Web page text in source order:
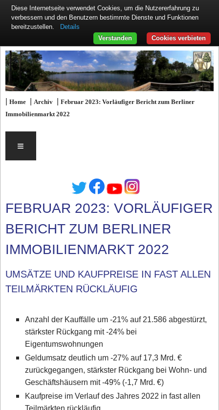
|Home |Archiv |Februar 2023: Vorläufiger Bericht zum Berliner
Immobilienmarkt 2022
≡
FEBRUAR 2023: VORLÄUFIGER
BERICHT ZUM BERLINER
IMMOBILIENMARKT 2022
UMSÄTZE UND KAUFPREISE IN FAST ALLEN
TEILMÄRKTEN RÜCKLÄUFIG
Anzahl der Kauffälle um -21% auf 21.586 abgestürzt,
stärkster Rückgang mit -24% bei
Eigentumswohnungen
Geldumsatz deutlich um -27% auf 17,3 Mrd. €
zurückgegangen, stärkster Rückgang bei Wohn- und
Geschäftshäusern mit -49% (-1,7 Mrd. €)
Kaufpreise im Verlauf des Jahres 2022 in fast allen
Diese Internetseite verwendet Cookies, um die Nutzererfahrung zu
verbessern und den Benutzern bestimmte Dienste und Funktionen
bereitzustellen.
Details
Cookies verbieten
Verstanden